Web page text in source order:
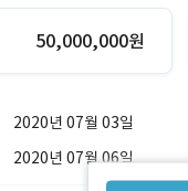
50,000,000원
2020년 07월 03일
2020년 07월 06일